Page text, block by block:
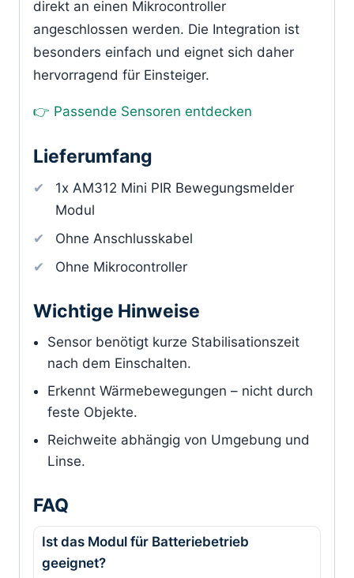
direkt an einen Mikrocontroller
angeschlossen werden. Die Integration ist
besonders einfach und eignet sich daher
hervorragend für Einsteiger.
👉 Passende Sensoren entdecken
Lieferumfang
1x AM312 Mini PIR Bewegungsmelder
Modul
Ohne Anschlusskabel
Ohne Mikrocontroller
Wichtige Hinweise
Sensor benötigt kurze Stabilisationszeit
nach dem Einschalten.
Erkennt Wärmebewegungen – nicht durch
feste Objekte.
Reichweite abhängig von Umgebung und
Linse.
FAQ
Ist das Modul für Batteriebetrieb
geeignet?